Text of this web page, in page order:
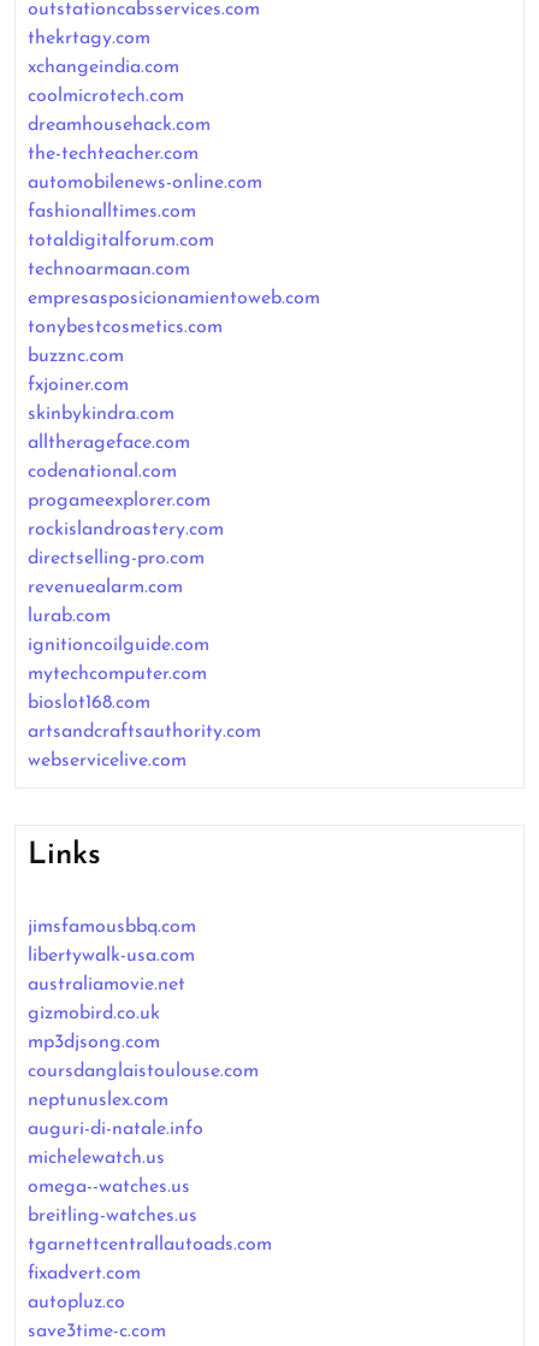
outstationcabsservices.com
thekrtagy.com
xchangeindia.com
coolmicrotech.com
dreamhousehack.com
the-techteacher.com
automobilenews-online.com
fashionalltimes.com
totaldigitalforum.com
technoarmaan.com
empresasposicionamientoweb.com
tonybestcosmetics.com
buzznc.com
fxjoiner.com
skinbykindra.com
alltherageface.com
codenational.com
progameexplorer.com
rockislandroastery.com
directselling-pro.com
revenuealarm.com
lurab.com
ignitioncoilguide.com
mytechcomputer.com
bioslot168.com
artsandcraftsauthority.com
webservicelive.com
Links
jimsfamousbbq.com
libertywalk-usa.com
australiamovie.net
gizmobird.co.uk
mp3djsong.com
coursdanglaistoulouse.com
neptunuslex.com
auguri-di-natale.info
michelewatch.us
omega--watches.us
breitling-watches.us
tgarnettcentrallautoads.com
fixadvert.com
autopluz.co
save3time-c.com